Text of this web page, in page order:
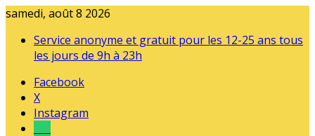
samedi, août 8 2026
Service anonyme et gratuit pour les 12-25 ans tous
les jours de 9h à 23h
Facebook
X
Instagram